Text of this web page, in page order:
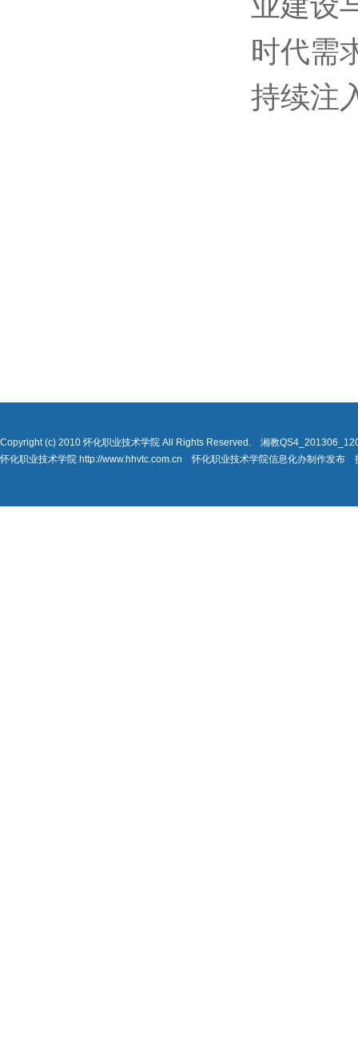
时代需
持续注
Copyright (c) 2010 怀化职业技术学院 All Rights Reserved. 湘教
怀化职业技术学院 http://www.hhvtc.com.cn 怀化职业技术学院信息化办制作发布